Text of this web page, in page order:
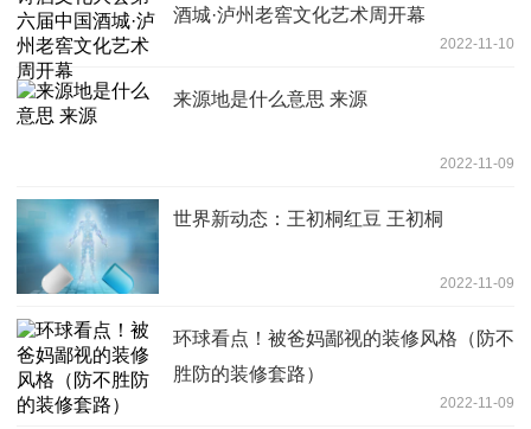
酒城·泸州老窖文化艺术周开幕
2022-11-10
来源地是什么意思 来源
2022-11-09
世界新动态：王初桐红豆 王初桐
2022-11-09
环球看点！被爸妈鄙视的装修风格（防不
胜防的装修套路）
2022-11-09